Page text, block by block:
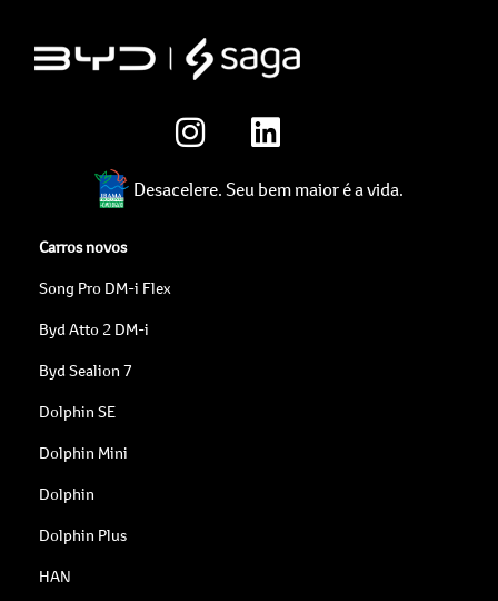
Desacelere. Seu bem maior é a vida.
Carros novos
Song Pro DM-i Flex
Byd Atto 2 DM-i
Byd Sealion 7
Dolphin SE
Dolphin Mini
Dolphin
Dolphin Plus
HAN